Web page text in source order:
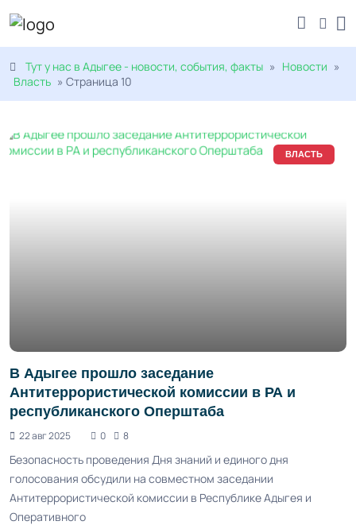
Тут у нас в Адыгее - новости, события, факты » Новости »
Власть » Страница 10
ВЛАСТЬ
В Адыгее прошло заседание
Антитеррористической комиссии в РА и
республиканского Оперштаба
22 авг 2025 0 8
Безопасность проведения Дня знаний и единого дня
голосования обсудили на совместном заседании
Антитеррористической комиссии в Республике Адыгея и
Оперативного